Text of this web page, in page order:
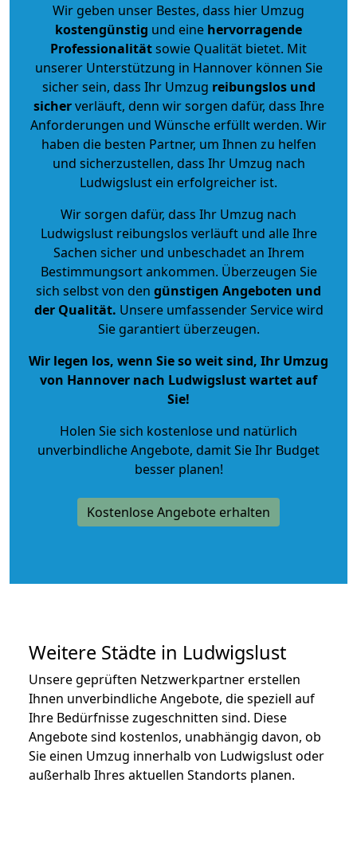
Wir geben unser Bestes, dass hier Umzug
kostengünstig und eine hervorragende
Professionalitätsowie Qualität bietet. Mit
unserer Unterstützung in Hannover können Sie
sicher sein, dass Ihr Umzug reibungslos und
sicherverläuft, denn wir sorgen dafür, dass Ihre
Anforderungen und Wünsche erfüllt werden. Wir
haben die besten Partner, um Ihnen zu helfen
und sicherzustellen, dass Ihr Umzug nach
Ludwigslust ein erfolgreicher ist.
Wir sorgen dafür, dass Ihr Umzug nach
Ludwigslust reibungslos verläuft und alle Ihre
Sachen sicher und unbeschadet an Ihrem
Bestimmungsort ankommen. Überzeugen Sie
sich selbst von den günstigen Angeboten und
der Qualität. Unsere umfassender Service wird
Sie garantiert überzeugen.
Wir legen los, wenn Sie so weit sind, Ihr Umzug
von Hannover nach Ludwigslust wartet auf
Sie!
Holen Sie sich kostenlose und natürlich
unverbindliche Angebote, damit Sie Ihr Budget
besser planen!
Kostenlose Angebote erhalten
Weitere Städte in Ludwigslust
Unsere geprüften Netzwerkpartner erstellen
Ihnen unverbindliche Angebote, die speziell auf
Ihre Bedürfnisse zugeschnitten sind. Diese
Angebote sind kostenlos, unabhängig davon, ob
Sie einen Umzug innerhalb von Ludwigslust oder
außerhalb Ihres aktuellen Standorts planen.